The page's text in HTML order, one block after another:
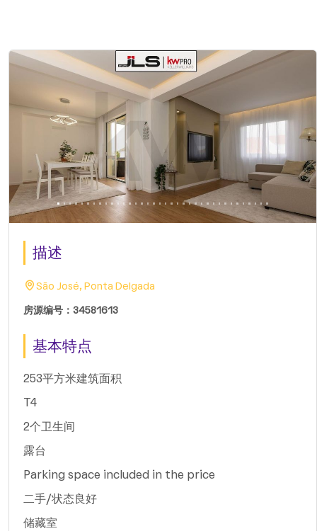
描述
São José, Ponta Delgada
房源编号：34581613
基本特点
253平方米建筑面积
T4
2个卫生间
露台
Parking space included in the price
二手/状态良好
储藏室